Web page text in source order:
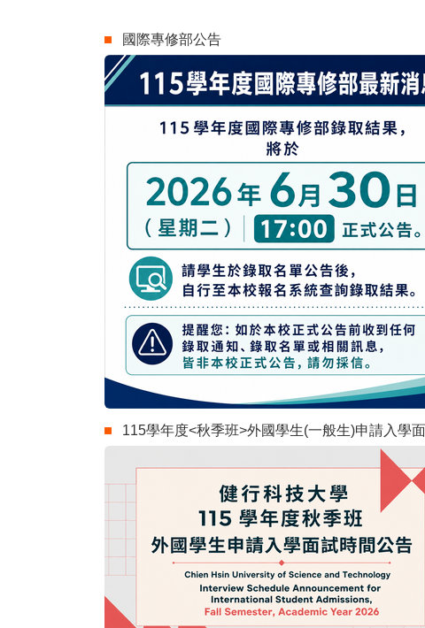
國際專修部公告
115學年度<秋季班>外國學生(一般生)申請入學